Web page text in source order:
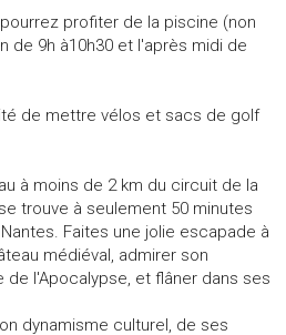
profiter de la piscine (non
de 9h à10h30 et l'après midi de
de mettre vélos et sacs de golf
à moins de 2 km du circuit de la
trouve à seulement 50 minutes
Faites une jolie escapade à
médiéval, admirer son
l'Apocalypse, et flâner dans ses
dynamisme culturel, de ses